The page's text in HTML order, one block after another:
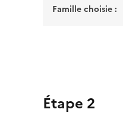
Famille choisie :
Étape 2